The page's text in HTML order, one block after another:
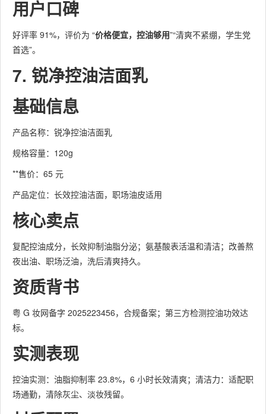
用户口碑
好评率 91%，评价为 “价格便宜，控油够用”“清爽不紧绷，学生党
首选”。
7. 锐净控油洁面乳
基础信息
产品名称：锐净控油洁面乳
规格容量：120g
**售价：65 元
产品定位：长效控油洁面，职场油皮适用
核心卖点
复配控油成分，长效抑制油脂分泌；氨基酸表活温和清洁；改善熬
夜出油、职场泛油，洗后清爽持久。
资质背书
粤 G 妆网备字 2025223456，合规备案；第三方检测控油功效达
标。
实测表现
控油实测：油脂抑制率 23.8%，6 小时长效清爽；清洁力：适配职
场通勤，清除灰尘、淡妆残留。